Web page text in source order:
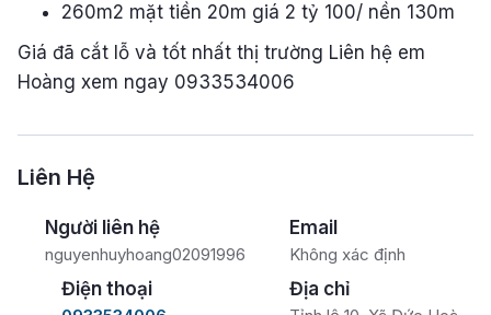
260m2 mặt tiền 20m giá 2 tỷ 100/ nền 130m
Giá đã cắt lỗ và tốt nhất thị trường Liên hệ em
Hoàng xem ngay 0933534006
Liên Hệ
Người liên hệ
nguyenhuyhoang02091996
Email
Không xác định
Điện thoại Địa chỉ